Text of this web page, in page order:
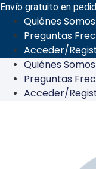
Ir
contenido
Envío gratuito en
Quiénes Somos
Preguntas
Acceder/
Quiénes Somos
Preguntas
Acceder/